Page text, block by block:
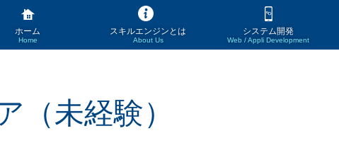
ホーム
Home
スキルエンジンとは
About Us
システム開発
Web / Appli Development
（未経験）